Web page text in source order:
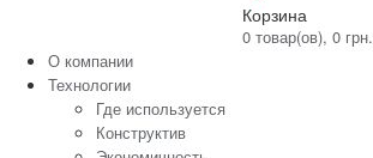
Корзина
0 товар(ов), 0 грн.
О компании
Технологии
Где используется
Конструктив